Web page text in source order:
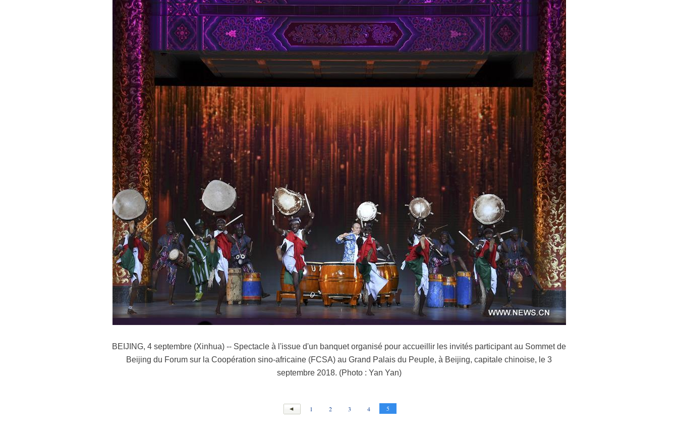
BEIJING, 4 septembre (Xinhua) -- Spectacle à l'issue d'un banquet organisé pour accueillir les invités participant au Sommet de
Beijing du Forum sur la Coopération sino-africaine (FCSA) au Grand Palais du Peuple, à Beijing, capitale chinoise, le 3
septembre 2018. (Photo : Yan Yan)
1 2 3 4 5